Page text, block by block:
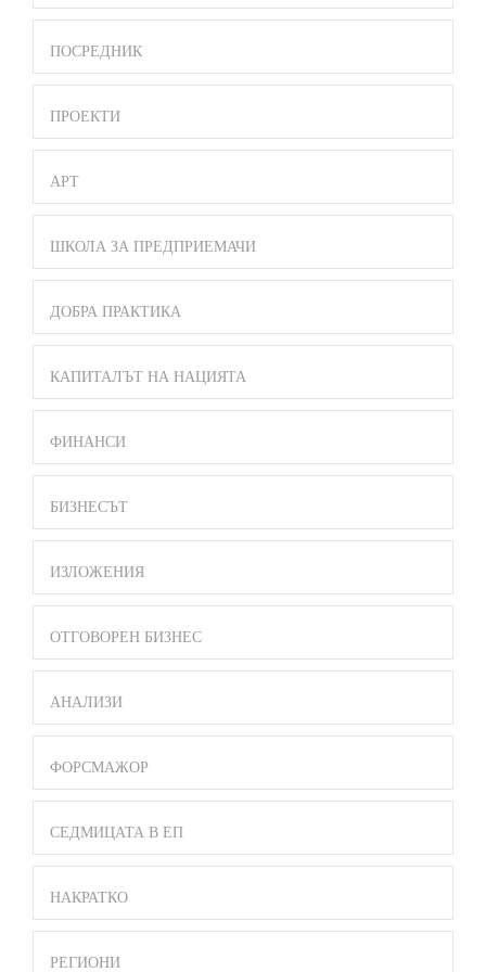
ПОСРЕДНИК
ПРОЕКТИ
АРТ
ШКОЛА ЗА ПРЕДПРИЕМАЧИ
ДОБРА ПРАКТИКА
КАПИТАЛЪТ НА НАЦИЯТА
ФИНАНСИ
БИЗНЕСЪТ
ИЗЛОЖЕНИЯ
ОТГОВОРЕН БИЗНЕС
АНАЛИЗИ
ФОРСМАЖОР
СЕДМИЦАТА В ЕП
НАКРАТКО
РЕГИОНИ